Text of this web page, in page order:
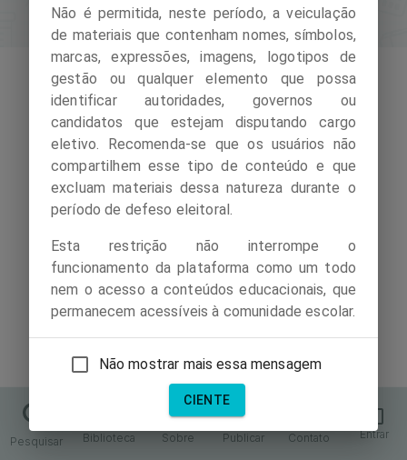
Para saber mais clique aqui.
Pesquisar Biblioteca Sobre Publicar Contato Entrar
Não é permitida, neste período, a veiculação
de materiais que contenham nomes, símbolos,
marcas, expressões, imagens, logotipos de
gestão ou qualquer elemento que possa
identificar autoridades, governos ou
candidatos que estejam disputando cargo
eletivo. Recomenda-se que os usuários não
compartilhem esse tipo de conteúdo e que
excluam materiais dessa natureza durante o
período de defeso eleitoral.
Esta restrição não interrompe o
funcionamento da plataforma como um todo
nem o acesso a conteúdos educacionais, que
permanecem acessíveis à comunidade escolar.
Não mostrar mais essa mensagem
CIENTE